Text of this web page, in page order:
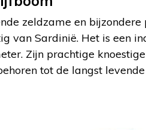
zeldzame en
van Sardinië. Het is een
Zijn prachtige
tot de langst